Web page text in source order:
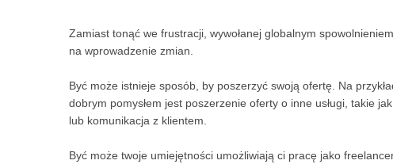
Zamiast tonąć we frustracji, wywołanej globalnym
na wprowadzenie zmian.
Być może istnieje sposób, by poszerzyć swoją ofertę. Na
dobrym pomysłem jest poszerzenie oferty o inne usługi, takie
lub komunikacja z klientem.
Być może twoje umiejętności umożliwiają ci pracę jako